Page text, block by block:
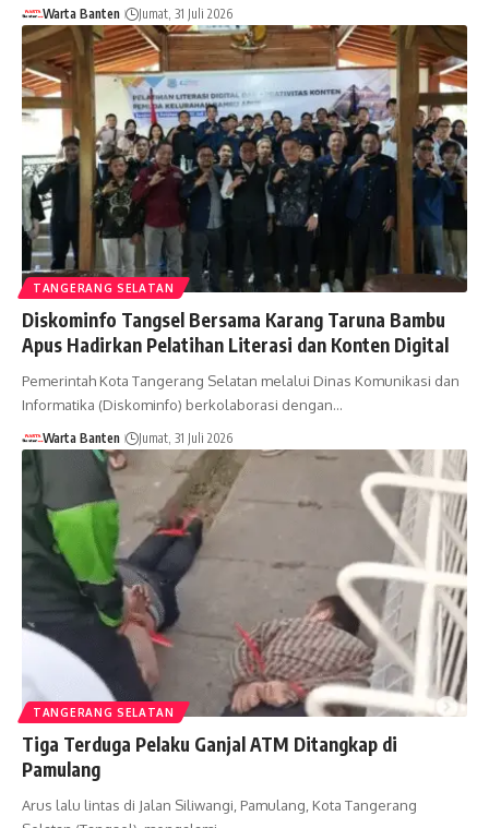
Warta Banten Jumat, 31 Juli 2026
TANGERANG SELATAN
Diskominfo Tangsel Bersama Karang Taruna Bambu
Apus Hadirkan Pelatihan Literasi dan Konten Digital
Pemerintah Kota Tangerang Selatan melalui Dinas Komunikasi dan
Informatika (Diskominfo) berkolaborasi dengan…
Warta Banten Jumat, 31 Juli 2026
TANGERANG SELATAN
Tiga Terduga Pelaku Ganjal ATM Ditangkap di
Pamulang
Arus lalu lintas di Jalan Siliwangi, Pamulang, Kota Tangerang